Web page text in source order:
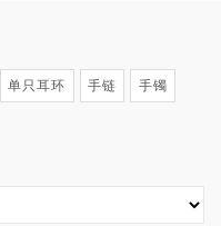
单只耳环 手链
手镯